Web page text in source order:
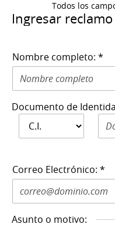
Todos los
Ingresar reclamo
Nombre completo: *
Documento de
Documento de
Identidad: *
Correo Electrónico: *
Asunto o motivo: